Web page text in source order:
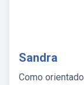
Sandra
Como